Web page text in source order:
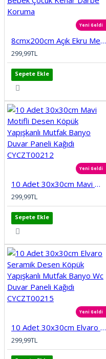
Yeni Geldi
8cmx200cm Açık Ekru Meva Kendinden Yapışkanlı Kauçuk Kenar Koruma Bebek Çocuk Kenar Darbe Koruma
299,99TL
Sepete Ekle
Yeni Geldi
10 Adet 30x30cm Mavi Motifli Desen Köpük Yapışkanlı Mutfak Banyo Duvar Paneli Kağıdı CYCZT00212
299,99TL
Sepete Ekle
Yeni Geldi
10 Adet 30x30cm Elvaro Seramik Desen Köpük Yapışkanlı Mutfak Banyo Wc Duvar Paneli Kağıdı CYCZT00215
299,99TL